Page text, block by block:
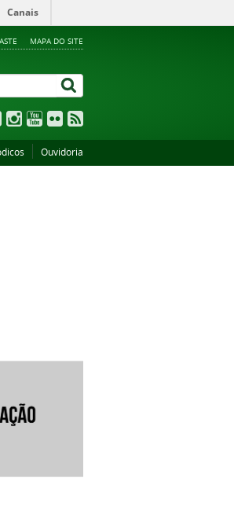
Canais
MAPA DO SITE
Ouvidoria